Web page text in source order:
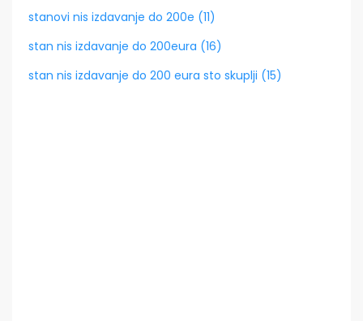
stanovi nis izdavanje do 200e (11)
stan nis izdavanje do 200eura (16)
stan nis izdavanje do 200 eura sto skuplji (15)